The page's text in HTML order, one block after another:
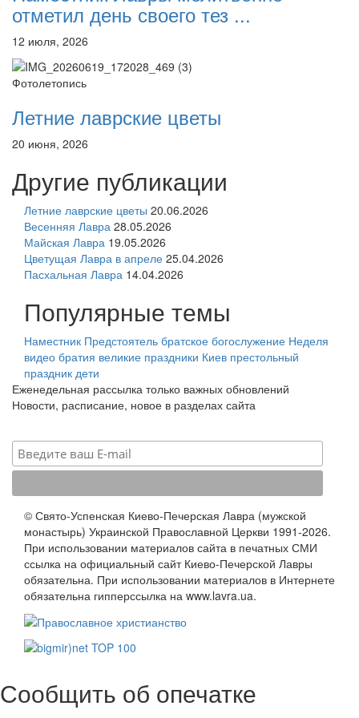
отметил день своего тез ...
12 июля, 2026
Фотолетопись
Летние лаврские цветы
20 июня, 2026
Другие публикации
Летние лаврские цветы 20.06.2026
Весенняя Лавра 28.05.2026
Майская Лавра 19.05.2026
Цветущая Лавра в апреле 25.04.2026
Пасхальная Лавра 14.04.2026
Популярные темы
Наместник Предстоятель братское богослужение Неделя
видео братия великие праздники Киев престольный
праздник дети
Еженедельная рассылка только важных обновлений
Новости, расписание, новое в разделах сайта
© Свято-Успенская Киево-Печерская Лавра (мужской
монастырь) Украинской Православной Церкви 1991-2026.
При использовании материалов сайта в печатных СМИ
ссылка на официальный сайт Киево-Печерской Лавры
обязательна. При использовании материалов в Интернете
обязательна гипперссылка на www.lavra.ua.
Сообщить об опечатке